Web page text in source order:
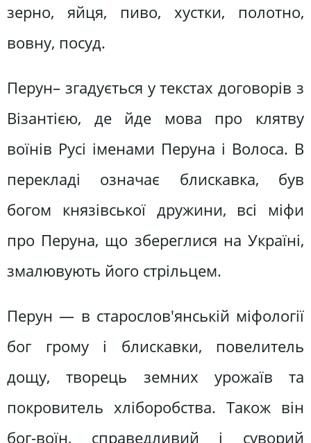
зерно, яйця, пиво, хустки, полотно,
вовну, посуд.
Перун– згадується у текстах договорів з
Візантією, де йде мова про клятву
воїнів Русі іменами Перуна і Волоса. В
перекладі означає блискавка, був
богом князівської дружини, всі міфи
про Перуна, що збереглися на Україні,
змалювують його стрільцем.
Перун — в старослов'янській міфології
бог грому і блискавки, повелитель
дощу, творець земних урожаїв та
покровитель хліборобства. Також він
бог-воїн, справедливий і суворий